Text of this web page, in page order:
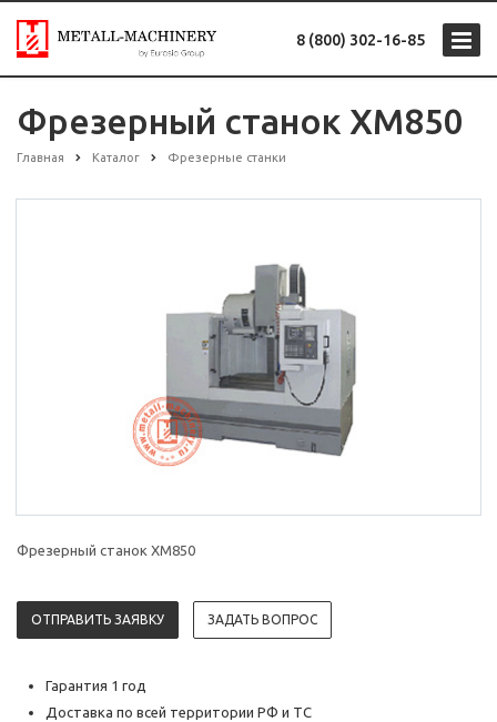
8 (800) 302-16-85
Фрезерный станок XM850
Главная Каталог Фрезерные станки
Фрезерный станок XM850
ОТПРАВИТЬ ЗАЯВКУ ЗАДАТЬ ВОПРОС
Гарантия 1 год
Доставка по всей территории РФ и ТС